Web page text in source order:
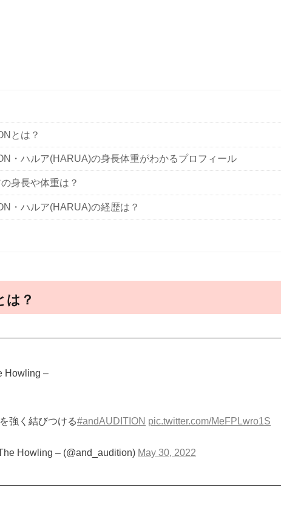
とは？
・ハルア(HARUA)の身長体重がわかるプロフィール
身長や体重は？
・ハルア(HARUA)の経歴は？
は？
Howling –
強く結びつける#andAUDITION pic.twitter.com/MeFPLwro1S
Howling – (@and_audition) May 30, 2022